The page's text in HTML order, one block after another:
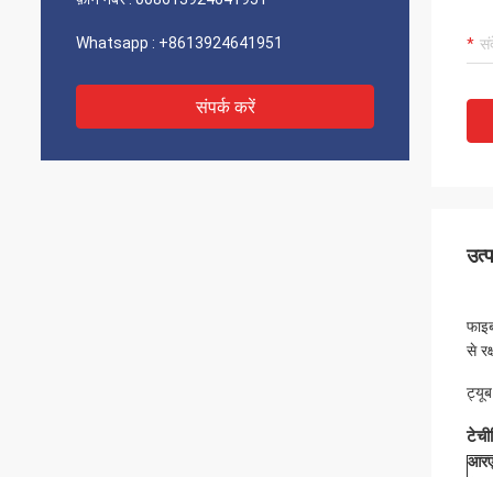
Whatsapp : +8613924641951
संपर्क करें
से
ट्यूब